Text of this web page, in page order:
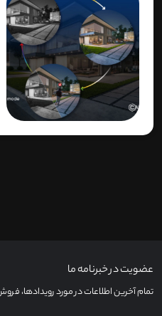
عضویت در خبرنامه ما
تمام آخرین اطلاعات در مورد رویدادها،